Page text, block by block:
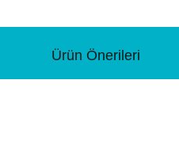
Ürün Önerileri